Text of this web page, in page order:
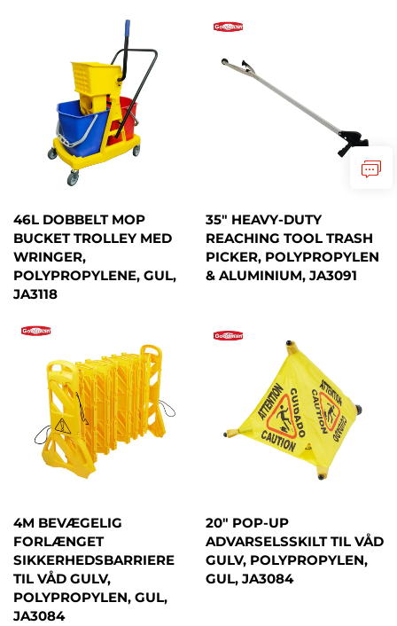
46L DOBBELT MOP
BUCKET TROLLEY MED
WRINGER,
POLYPROPYLENE, GUL,
JA3118
35" HEAVY-DUTY
REACHING TOOL TRASH
PICKER, POLYPROPYLEN
& ALUMINIUM, JA3091
4M BEVÆGELIG
FORLÆNGET
SIKKERHEDSBARRIERE
TIL VÅD GULV,
POLYPROPYLEN, GUL,
JA3084
20" POP-UP
ADVARSELSSKILT TIL VÅD
GULV, POLYPROPYLEN,
GUL, JA3084